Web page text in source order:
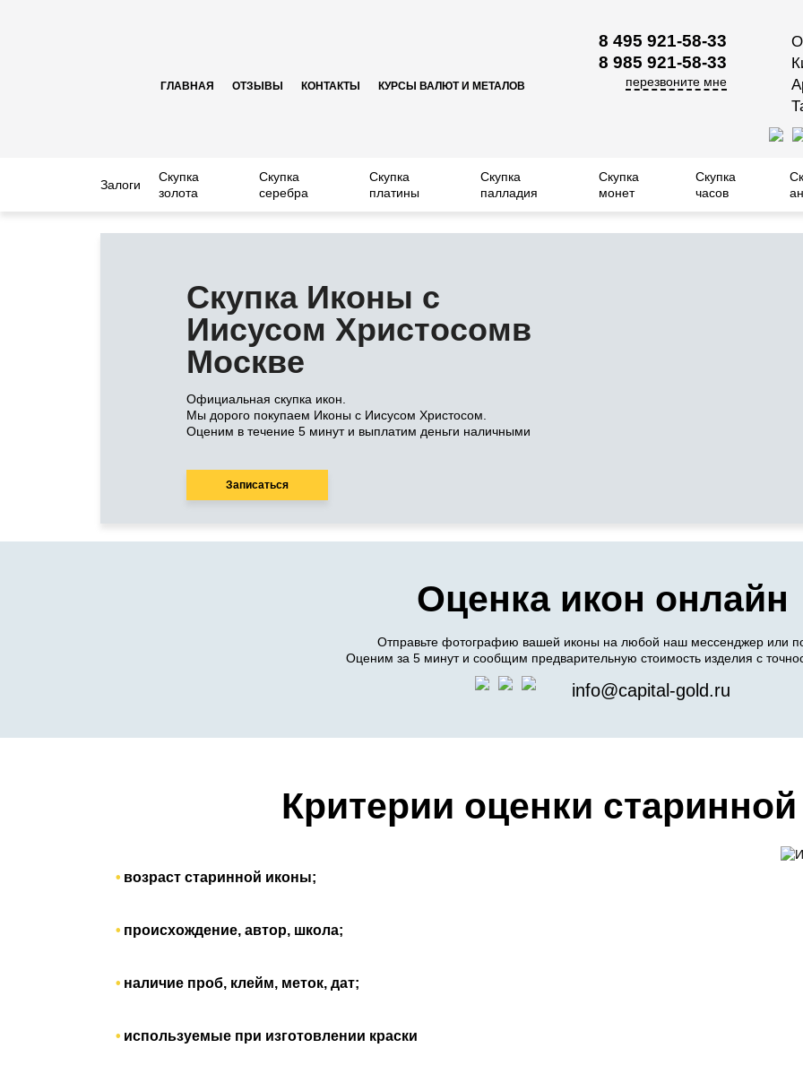
ГЛАВНАЯ ОТЗЫВЫ КОНТАКТЫ КУРСЫ ВАЛЮТ И МЕТАЛОВ
8 495 921-58-33
8 985 921-58-33
перезвоните мне
Залоги
Скупка
золота
Скупка
серебра
Скупка
платины
Скупка
палладия
Скупка
монет
Скупка
часов
Скупка Иконы с
Иисусом Христосомв
Москве
Официальная скупка икон.
Мы дорого покупаем Иконы с Иисусом Христосом.
Оценим в течение 5 минут и выплатим деньги наличными
Записаться
Оценка икон онлайн
Отправьте фотографию вашей иконы на любой наш мессенджер или
Оценим за 5 минут и сообщим предварительную стоимость изделия с
info@capital-gold.ru
Критерии оценки
возраст старинной иконы;
происхождение, автор, школа;
наличие проб, клейм, меток, дат;
используемые при изготовлении краски